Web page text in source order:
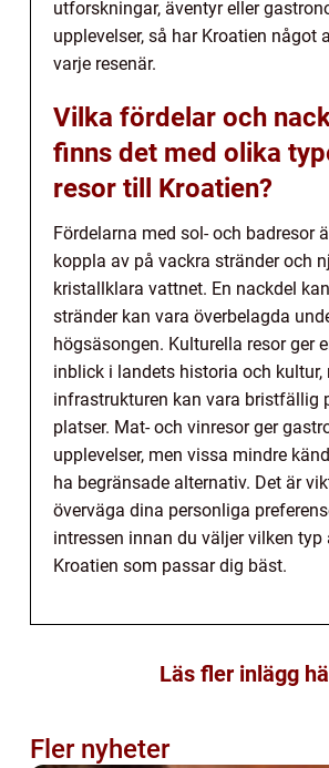
utforskningar, äventyr eller
upplevelser, så har Kroatien något
varje resenär.
Vilka fördelar och
finns det med olika
resor till Kroatien?
Fördelarna med sol- och badresor
koppla av på vackra stränder och
kristallklara vattnet. En nackdel
stränder kan vara överbelagda
högsäsongen. Kulturella resor ger
inblick i landets historia och kultur,
infrastrukturen kan vara bristfällig
platser. Mat- och vinresor ger
upplevelser, men vissa mindre
ha begränsade alternativ. Det är
överväga dina personliga
intressen innan du väljer vilken typ
Kroatien som passar dig bäst.
Läs fler inlägg
Fler nyheter